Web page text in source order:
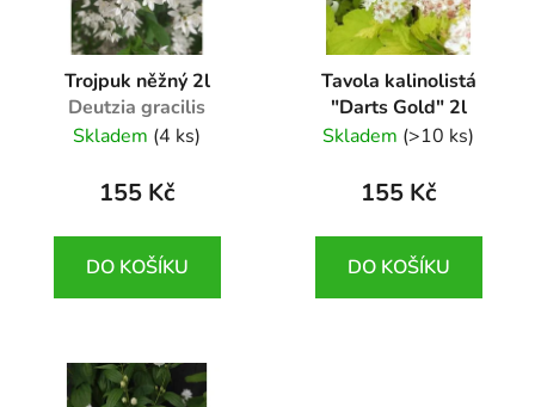
Trojpuk něžný 2l
Deutzia gracilis
Skladem (4 ks)
155 Kč
DO KOŠÍKU
Tavola kalinolistá
"Darts Gold" 2l
Physocarpus
Gold"
Skladem (>10 ks)
155 Kč
DO KOŠÍKU